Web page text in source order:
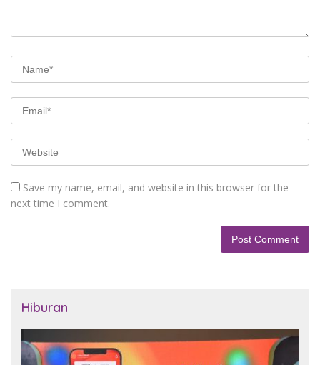
Save my name, email, and website in this browser for the
next time I comment.
Hiburan